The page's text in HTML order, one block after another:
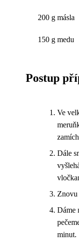
200 g másla
150 g medu
Postup
Ve
Dále
Znovu
Dáme
minut.